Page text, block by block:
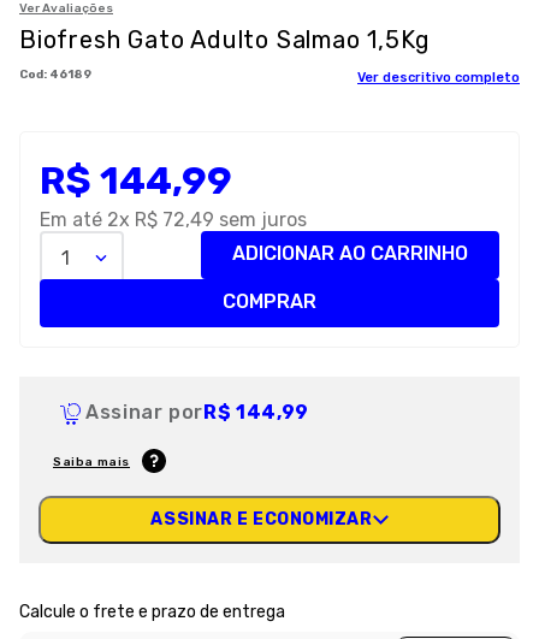
Ver Avaliações
Biofresh Gato Adulto Salmao 1,5Kg
: 46189 Ver descritivo completo
R$ 144,99
Em até 2x R$ 72,49 sem juros
1
ADICIONAR AO CARRINHO
COMPRAR
Assinar porR$ 144,99
Saiba mais
ASSINAR E ECONOMIZAR
5 º
formula natural
8º
premier
9 º
petisco caes
pro plan